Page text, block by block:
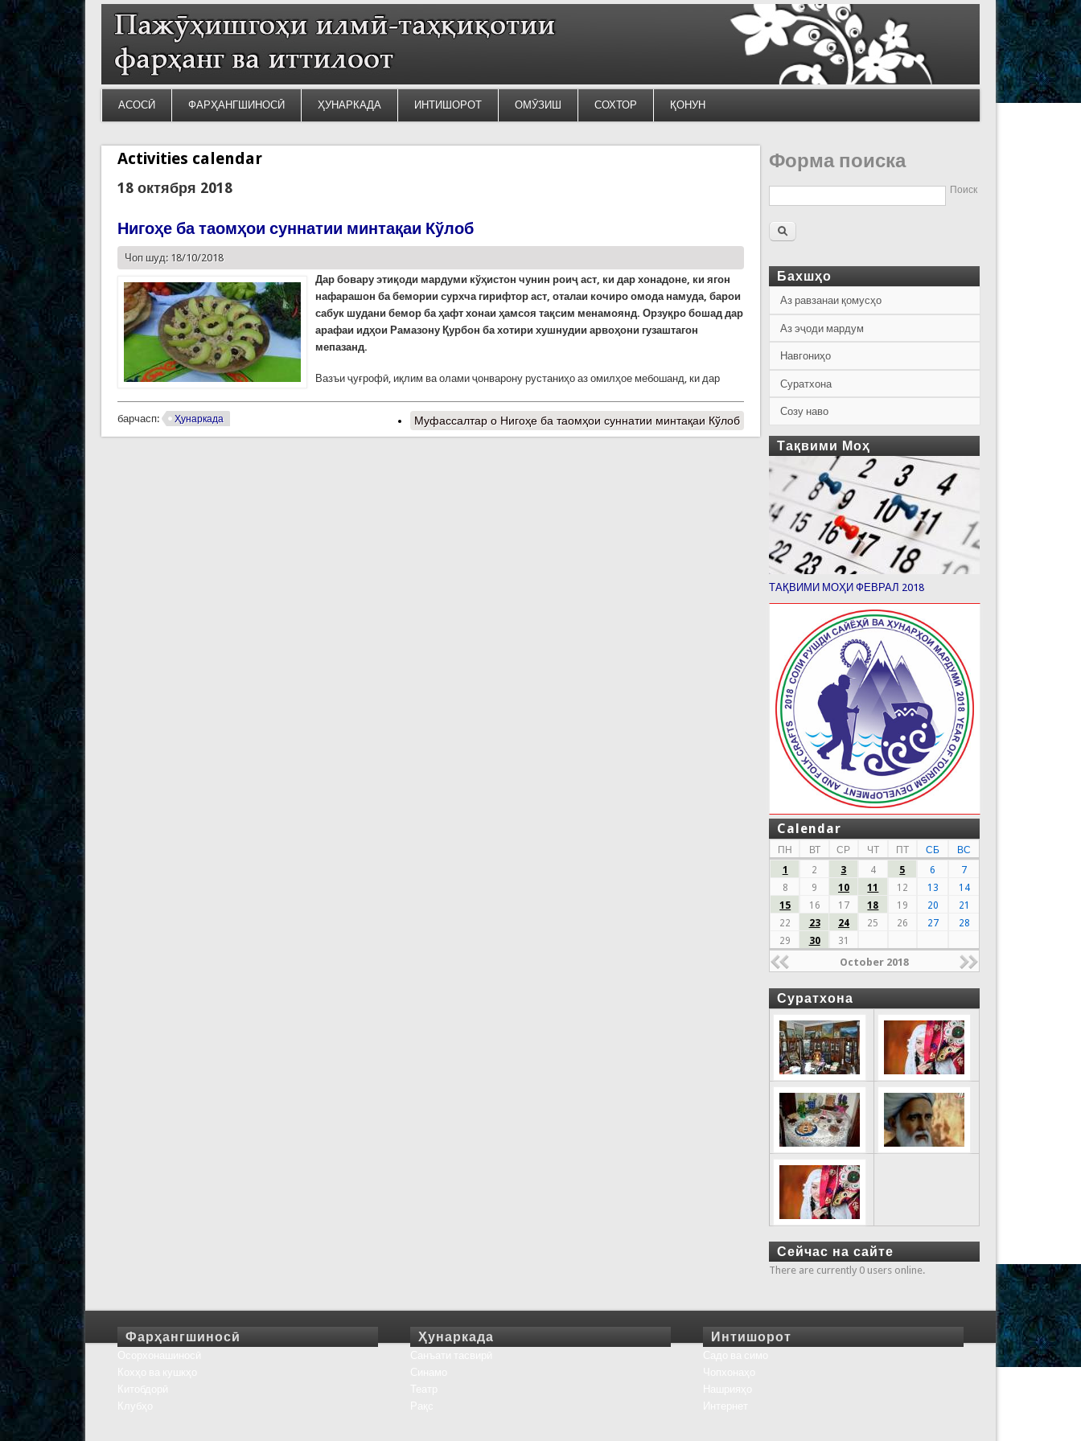
АСОСӢ ФАРҲАНГШИНОСӢ ҲУНАРКАДА ИНТИШОРОТ ОМӮЗИШ СОХТОР ҚОНУН
Activities calendar
18 октября 2018
Нигоҳе ба таомҳои суннатии минтақаи Кўлоб
Чоп шуд: 18/10/2018
Дар бовару этиқоди мардуми кўҳистон чунин роиҷ аст, ки дар хонадоне, ки ягон
нафарашон ба бемории сурхча гирифтор аст, оталаи кочиро омода намуда, барои
сабук шудани бемор ба ҳафт хонаи ҳамсоя тақсим менамоянд. Орзуқро бошад дар
арафаи идҳои Рамазону Қурбон ба хотири хушнудии арвоҳони гузаштагон
мепазанд.
Вазъи ҷуғрофӣ, иқлим ва олами ҷонварону рустаниҳо аз омилҳое мебошанд, ки дар
барчасп: Ҳунаркада Муфассалтар о Нигоҳе ба таомҳои суннатии минтақаи Кўлоб
Форма поиска
Поиск
Бахшҳо
Аз равзанаи қомусҳо
Аз эҷоди мардум
Навгониҳо
Суратхона
Созу наво
Тақвими Моҳ
ТАҚВИМИ МОҲИ ФЕВРАЛ 2018
Calendar
ПН ВТ СР ЧТ ПТ СБ
ВС
1
2 3 4 5 6
7
8
9 10 11 12 13
14
15
16 17 18 19 20
21
22
23 24 25 26 27
28
29
30 31
October 2018
Суратхона
Сейчас на сайте
There are currently 0 users online.
Фарҳангшиносӣ Ҳунаркада Интишорот